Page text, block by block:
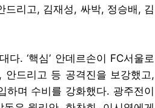
드리고, 김재성, 싸박, 정승배, 김
. ‘핵심’ 안데르손이 FC서울로
드리고 등 공격진을 보강했고,
하며 수비를 강화했다. 광주전이